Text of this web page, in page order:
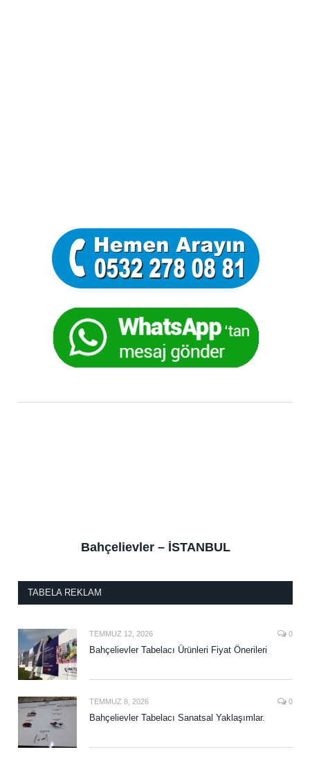
Bahçelievler – İSTANBUL
TABELA REKLAM
TEMMUZ 12, 2026 0
Bahçelievler Tabelacı Ürünleri Fiyat Önerileri
TEMMUZ 8, 2026 0
Bahçelievler Tabelacı Sanatsal Yaklaşımlar.